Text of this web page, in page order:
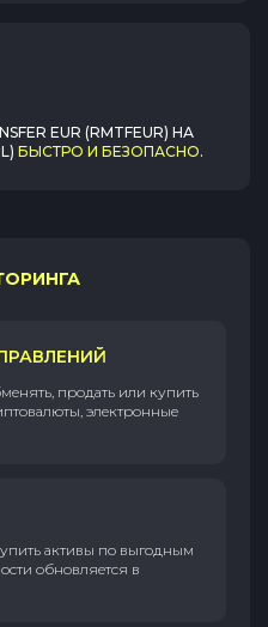
EUR (RMTFEUR) НА
БЫСТРО И БЕЗОПАСНО.
продать или купить
электронные
активы по выгодным
обновляется в